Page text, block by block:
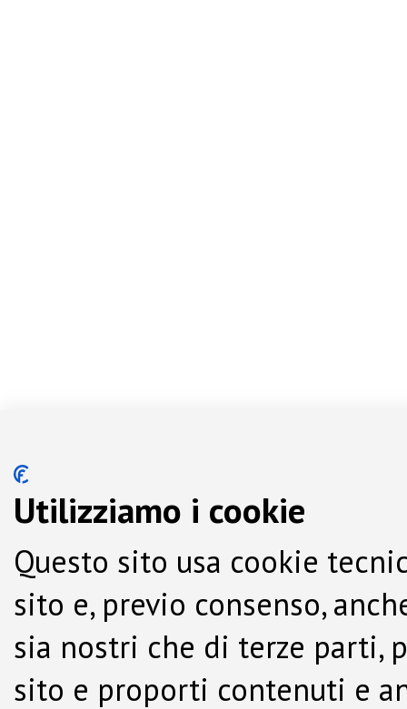
Utilizziamo i cookie
Questo sito usa cookie
sito e, previo consenso,
sia nostri che di terze parti,
sito e proporti contenuti e